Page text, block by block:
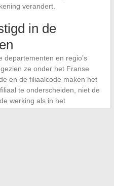
verandert.
in de
departementen en regio’s
ze onder het Franse
en de filiaalcode maken het
te onderscheiden, niet de
werking als in het